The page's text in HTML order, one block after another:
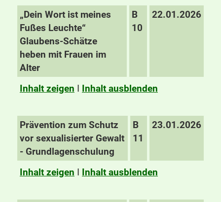
„Dein Wort ist meines
Fußes Leuchte“
Glaubens-Schätze
heben mit Frauen im
Alter
B
10
22.01.2026
Inhalt zeigen I Inhalt ausblenden
Prävention zum Schutz
vor sexualisierter Gewalt
- Grundlagenschulung
B
11
23.01.2026
Inhalt zeigen I Inhalt ausblenden